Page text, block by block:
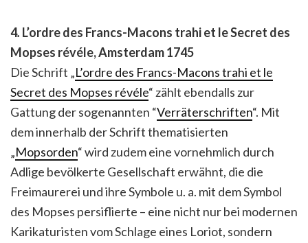
4. L’ordre des Francs-Macons trahi et le Secret des
Mopses révéle, Amsterdam 1745
Die Schrift „L’ordre des Francs-Macons trahi et le
Secret des Mopses révéle“ zählt ebendalls zur
Gattung der sogenannten “Verräterschriften“. Mit
dem innerhalb der Schrift thematisierten
„Mopsorden“ wird zudem eine vornehmlich durch
Adlige bevölkerte Gesellschaft erwähnt, die die
Freimaurerei und ihre Symbole u. a. mit dem Symbol
des Mopses persiflierte – eine nicht nur bei modernen
Karikaturisten vom Schlage eines Loriot, sondern